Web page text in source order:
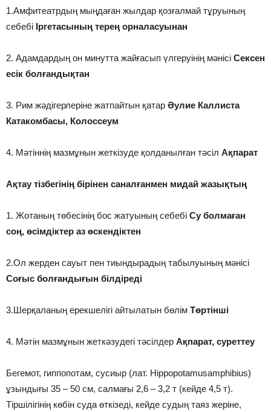
1.Амфитеатрдың мыңдаған жылдар қозғалмай тұруының
себебі Іргетасының терең орналасуынан
2. Адамдардың он минутта жайғасып үлгеруінің мәнісі Сексен
есік болғандықтан
3. Рим жәдігерлеріне жатпайтын қатар Әулие Каллиста
Катакомбасы, Колоссеум
4. Мәтіннің мазмұнын жеткізуде қолданылған тәсіл Ақпарат
Ақтау тізбегінің бірінен саналғанмен мидай жазықтың
1. Жотаның төбесінің бос жатуының себебі Су болмаған
соң, өсімдіктер аз өскендіктен
2.Ол жерден сауыт пен тиындырадың табылуының мәнісі
Соғыс болғандығын білдіреді
3.Шерқаланың ерекшелігі айтылатын бөлім Төртінші
4. Мәтін мазмұнын жеткәзудегі тәсілдер Ақпарат, суреттеу
Бегемот, гиппопотам, сусиыр (лат. Hippopotamusamphibius)
ұзындығы 35 – 50 см, салмағы 2,6 – 3,2 т (кейде 4,5 т).
Тіршілігінің көбін суда өткізеді, кейде судың таяз жеріне,